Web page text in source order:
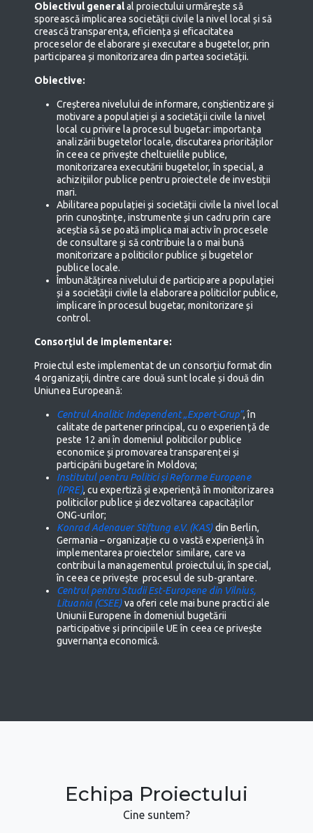
Obiectivul generalal proiectului urmărește să
sporească implicarea societății civile la nivel local și să
crească transparența, eficiența și eficacitatea
proceselor de elaborare și executare a bugetelor, prin
participarea și monitorizarea din partea societății.
Obiective:
Creșterea nivelului de informare, conștientizare și
motivare a populației și a societății civile la nivel
local cu privire la procesul bugetar: importanța
analizării bugetelor locale, discutarea priorităților
în ceea ce privește cheltuielile publice,
monitorizarea executării bugetelor, în special, a
achizițiilor publice pentru proiectele de investiții
mari.
Abilitarea populației și societății civile la nivel local
prin cunoștințe, instrumente și un cadru prin care
aceștia să se poată implica mai activ în procesele
de consultare și să contribuie la o mai bună
monitorizare a politicilor publice și bugetelor
publice locale.
Îmbunătățirea nivelului de participare a populației
și a societății civile la elaborarea politicilor publice,
implicare în procesul bugetar, monitorizare și
control.
Consorțiul de implementare:
Proiectul este implementat de un consorțiu format din
4 organizații, dintre care două sunt locale și două din
Uniunea Europeană:
Centrul Analitic Independent „Expert-Grup”, în
calitate de partener principal, cu o experiență de
peste 12 ani în domeniul politicilor publice
economice și promovarea transparenței și
participării bugetare în Moldova;
Institutul pentru Politici și Reforme Europene
(IPRE), cu expertiză și experiență în monitorizarea
politicilor publice și dezvoltarea capacităților
ONG-urilor;
Konrad Adenauer Stiftung e.V. (KAS)din Berlin,
Germania – organizație cu o vastă experiență în
implementarea proiectelor similare, care va
contribui la managementul proiectului, în special,
în ceea ce privește procesul de sub-grantare.
Centrul pentru Studii Est-Europene din Vilnius,
Lituania (CSEE)va oferi cele mai bune practici ale
Uniunii Europene în domeniul bugetării
participative și principiile UE în ceea ce privește
guvernanța economică.
Echipa Proiectului
Cine suntem?